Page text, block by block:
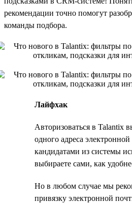
рекомендации точно помогут
команды подбора.
Лайфхак
Авторизоваться в Talantix
одного адреса
кандидатами из системы
выбираете сами, как
Но в любом случае мы
привязку электронной